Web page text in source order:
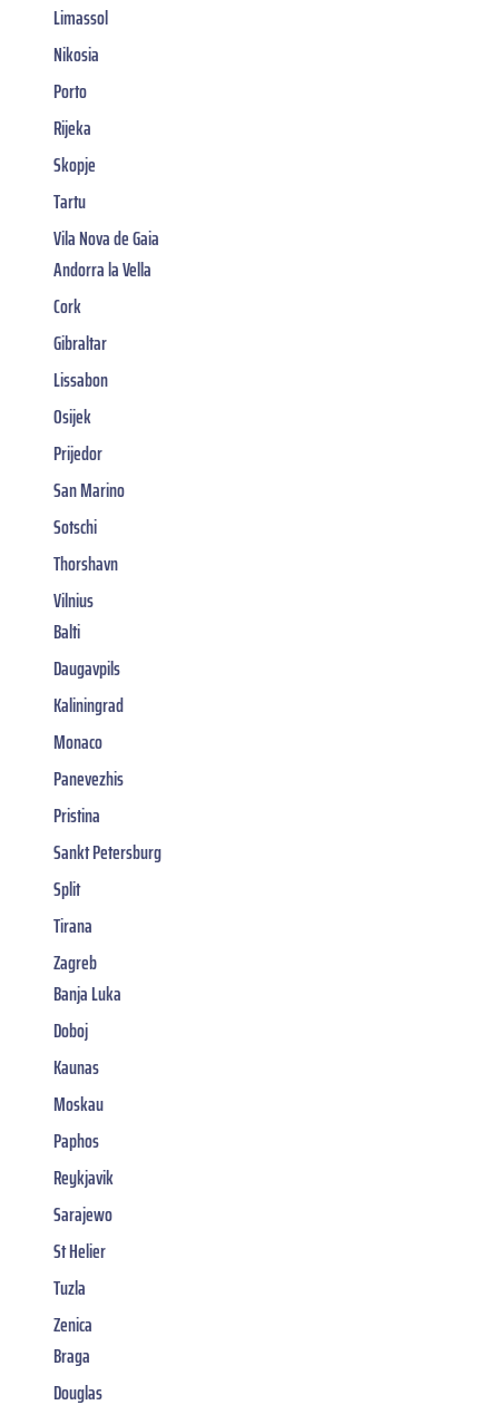
Limassol
Nikosia
Porto
Rijeka
Skopje
Tartu
Vila Nova de Gaia
Andorra la Vella
Cork
Gibraltar
Lissabon
Osijek
Prijedor
San Marino
Sotschi
Thorshavn
Vilnius
Balti
Daugavpils
Kaliningrad
Monaco
Panevezhis
Pristina
Sankt Petersburg
Split
Tirana
Zagreb
Banja Luka
Doboj
Kaunas
Moskau
Paphos
Reykjavik
Sarajewo
St Helier
Tuzla
Zenica
Braga
Douglas